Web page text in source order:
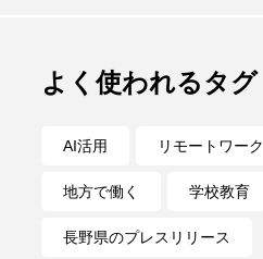
よく使われるタグ
AI活用 リモートワーク
地方で働く 学校教育
長野県のプレスリリース